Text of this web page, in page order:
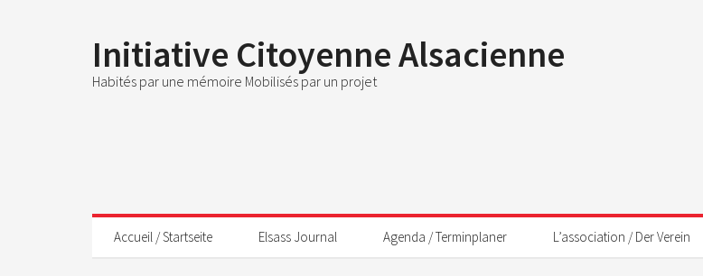
Initiative Citoyenne Alsacienne
Habités par une mémoire Mobilisés par un projet
Accueil / Startseite Elsass Journal Agenda / Terminplaner L’association / Der Verein